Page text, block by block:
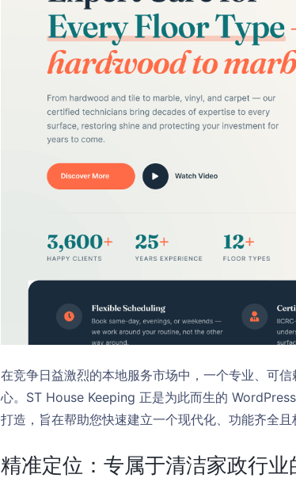
在竞争日益激烈的本地服务市场中，一个专业、可
心。ST House Keeping 正是为此而生的
打造，旨在帮助您快速建立一个现代化、功能齐全且
精准定位：专属于清洁家政行业